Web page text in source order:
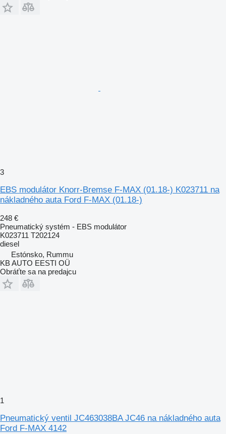
3
EBS modulátor Knorr-Bremse F-MAX (01.18-) K023711 na
nákladného auta Ford F-MAX (01.18-)
248 €
Pneumatický systém - EBS modulátor
K023711 T202124
diesel
Estónsko, Rummu
KB AUTO EESTI OÜ
Obráťte sa na predajcu
1
Pneumatický ventil JC463038BA JC46 na nákladného auta
Ford F-MAX 4142